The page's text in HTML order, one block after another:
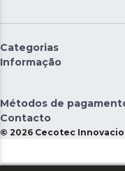
Categorias
Informação
Métodos de
Contacto
© 2026 Cecotec